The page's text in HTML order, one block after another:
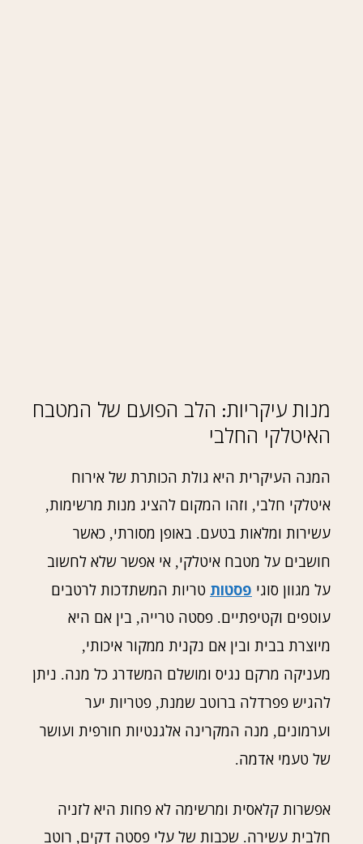
מנות עיקריות: הלב הפועם של המטבח
האיטלקי החלבי
המנה העיקרית היא גולת הכותרת של אירוח
איטלקי חלבי, וזהו המקום להציג מנות מרשימות,
עשירות ומלאות בטעם. באופן מסורתי, כאשר
חושבים על מטבח איטלקי, אי אפשר שלא לחשוב
על מגוון סוגי פסטות טריות המשתדכות לרטבים
עוטפים וקטיפתיים. פסטה טרייה, בין אם היא
מיוצרת בבית ובין אם נקנית ממקור איכותי,
מעניקה מרקם נגיס ומושלם המשדרג כל מנה. ניתן
להגיש פפרדלה ברוטב שמנת, פטריות יער
וערמונים, מנה המקרינה אלגנטיות חורפית ועושר
של טעמי אדמה.
אפשרות קלאסית ומרשימה לא פחות היא לזניה
חלבית עשירה. שכבות של עלי פסטה דקים, רוטב